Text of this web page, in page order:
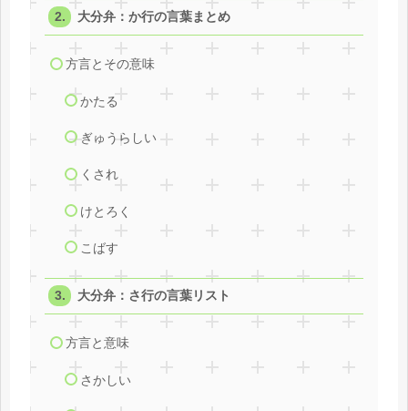
大分弁：か行の言葉まとめ
方言とその意味
かたる
ぎゅうらしい
くされ
けとろく
こばす
大分弁：さ行の言葉リスト
方言と意味
さかしい